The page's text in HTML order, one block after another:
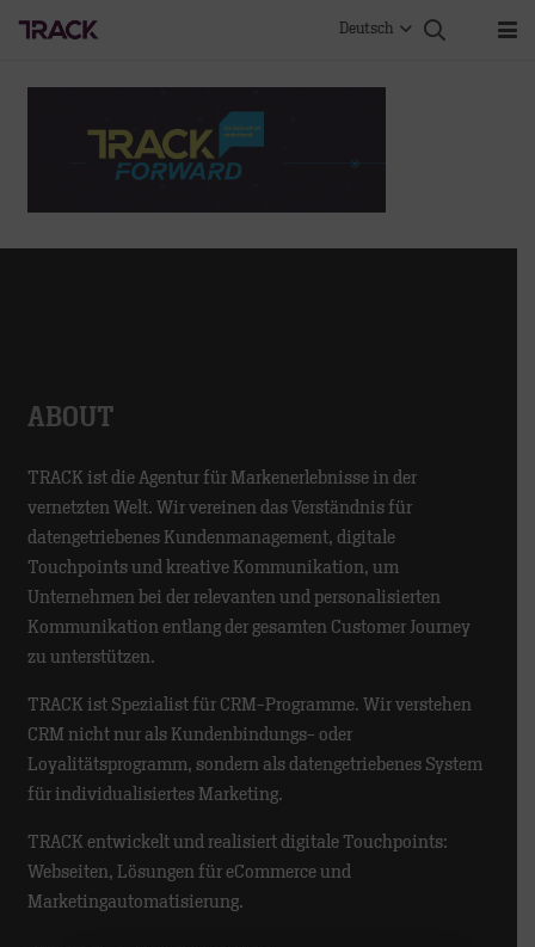
Deutsch
ABOUT
TRACK ist die Agentur für Markenerlebnisse in der
vernetzten Welt. Wir vereinen das Verständnis für
datengetriebenes Kundenmanagement, digitale
Touchpoints und kreative Kommunikation, um
Unternehmen bei der relevanten und personalisierten
Kommunikation entlang der gesamten Customer Journey
zu unterstützen.
TRACK ist Spezialist für CRM-Programme. Wir verstehen
CRM nicht nur als Kundenbindungs- oder
Loyalitätsprogramm, sondern als datengetriebenes System
für individualisiertes Marketing.
TRACK entwickelt und realisiert digitale Touchpoints:
Webseiten, Lösungen für eCommerce und
Marketingautomatisierung.